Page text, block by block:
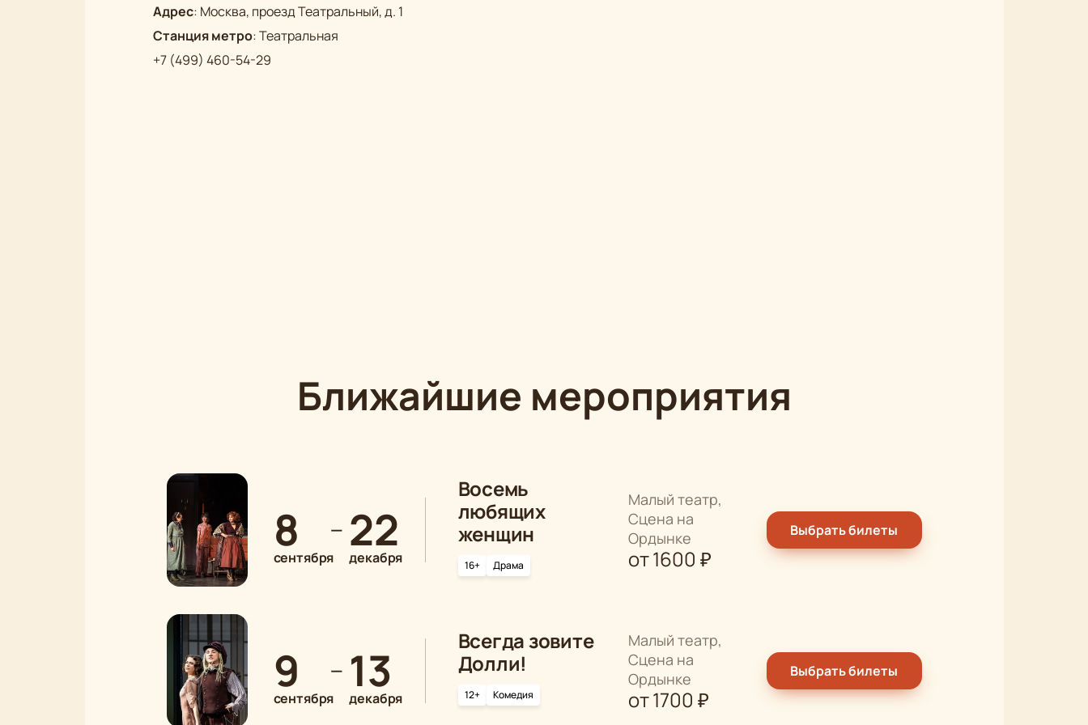
Адрес: Москва, проезд Театральный, д. 1
Станция метро:Театральная
+7 (499) 460-54-29
Ближайшие мероприятия
8
сентября
— 22
декабря
Восемь
любящих
женщин
16+ Драма
Малый театр,
Сцена на
Ордынке
от1600 ₽
Выбрать билеты
9
сентября
— 13
декабря
Всегда зовите
Долли!
12+ Комедия
Малый театр,
Сцена на
Ордынке
от1700 ₽
Выбрать билеты